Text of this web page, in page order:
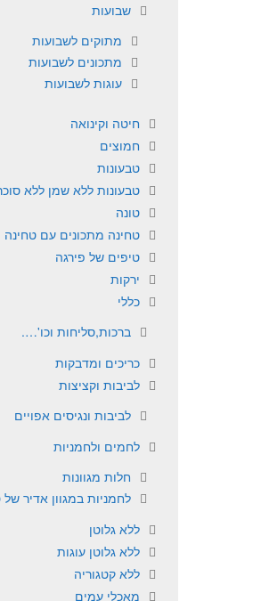
שבועות
מתוקים לשבועות
מתכונים לשבועות
עוגות לשבועות
חיטה וקינואה
חמוצים
טבעונות
טבעונות ללא שמן ללא
טונה
טחינה מתכונים עם טחינה
טיפים של פירגה
ירקות
כללי
ברכות,סליחות וכו'….
כריכים ומדבקות
לביבות וקציצות
לביבות ונגיסים אפויים
לחמים ולחמניות
חלות מגוונות
לחמניות במגוון אדיר
ללא גלוטן
ללא גלוטן עוגות
ללא קטגוריה
מאכלי עמים